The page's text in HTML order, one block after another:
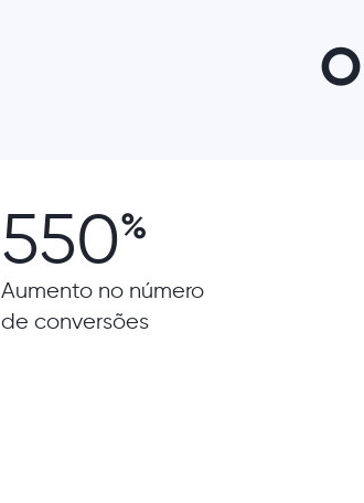
550%
Aumento no número
de conversões